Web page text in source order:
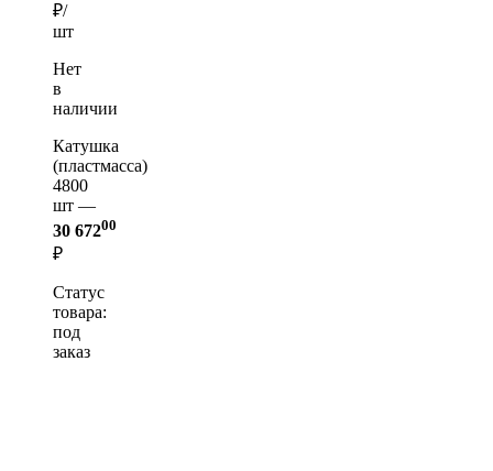
₽/
шт
Нет
в
наличии
Катушка
(пластмасса)
4800
шт —
30 67200
₽
Статус
товара:
под
заказ